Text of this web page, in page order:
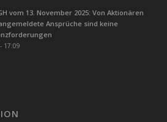
vom 13. November 2025: Von Aktionären
Ansprüche sind keine
17:09